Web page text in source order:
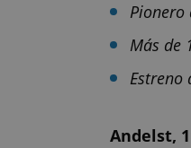
Pionero
Más de
Andelst,